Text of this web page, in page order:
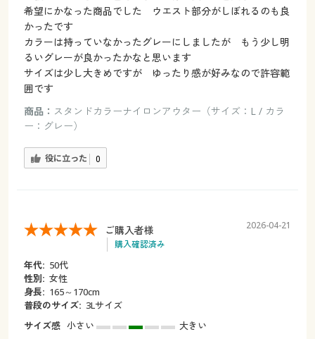
希望にかなった商品でした ウエスト部分がしぼれるのも良
かったです
カラーは持っていなかったグレーにしましたが もう少し明
るいグレーが良かったかなと思います
サイズは少し大きめですが ゆったり感が好みなので許容範
囲です
商品： スタンドカラーナイロンアウター（サイズ：L / カラ
ー：グレー）
役に立った 0
ご購入者様
購入確認済み
2026-04-21
年代: 50代
性別: 女性
身長: 165～170cm
普段のサイズ: 3Lサイズ
サイズ感 小さい
大きい